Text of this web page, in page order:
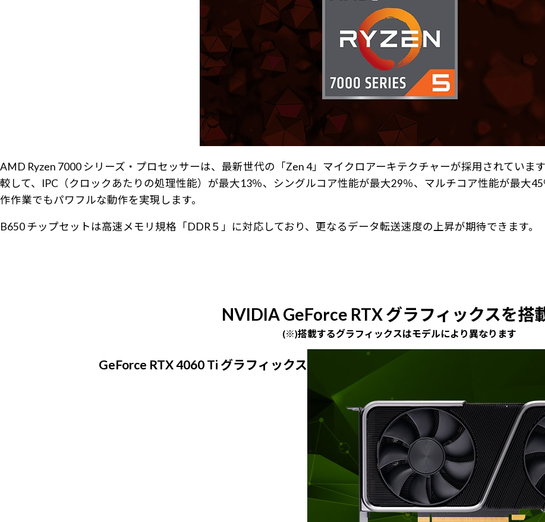
AMD Ryzen 7000 シリーズ・プロセッサーは、最新世代の「Zen 4」マイクロアーキテクチャーが採用されていま
較して、IPC（クロックあたりの処理性能）が最大13％、シングルコア性能が最大29％、マルチコア性能が最大
作作業でもパワフルな動作を実現します。
B650 チップセットは高速メモリ規格「DDR５」に対応しており、更なるデータ転送速度の上昇が期待できます。
NVIDIA GeForce RTX グラフィックスを搭
(※)搭載するグラフィックスはモデルにより異なります
GeForce RTX 4060 Ti グラフィックス